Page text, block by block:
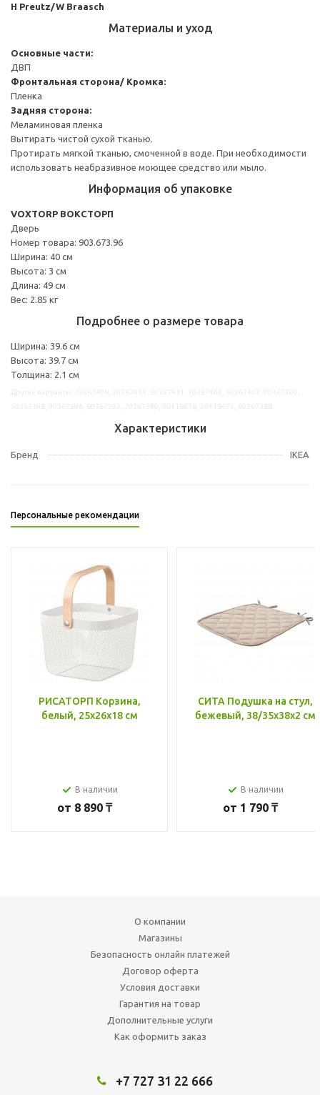
H Preutz/W Braasch
Материалы и уход
Основные части:
ДВП
Фронтальная сторона/ Кромка:
Пленка
Задняя сторона:
Меламиновая пленка
Вытирать чистой сухой тканью.
Протирать мягкой тканью, смоченной в воде. При необходимости
использовать неабразивное моющее средство или мыло.
Информация об упаковке
VOXTORP ВОКСТОРП
Дверь
Номер товара: 903.673.96
Ширина: 40 см
Высота: 3 см
Длина: 49 см
Вес: 2.85 кг
Подробнее о размере товара
Ширина: 39.6 см
Высота: 39.7 см
Толщина: 2.1 см
Характеристики
Бренд IKEA
Персональные рекомендации
РИСАТОРП Корзина,
белый, 25x26x18 см
В наличии
от 8 890 ₸
СИТА Подушка на стул,
бежевый, 38/35x38x2 см
В наличии
от 1 790 ₸
О компании
Магазины
Безопасность онлайн платежей
Договор оферта
Условия доставки
Гарантия на товар
Дополнительные услуги
Как оформить заказ
+7 727 31 22 666